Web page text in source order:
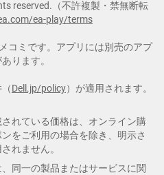
reserved.（不許複製・禁無断転
ea-play/terms
コミです。アプリには別売のアプ
ります。
Dell.jp/policy）が適用されます。
れている価格は、オンライン購
をご利用の場合を除き、明示さ
れません。
同一の製品またはサービスに関